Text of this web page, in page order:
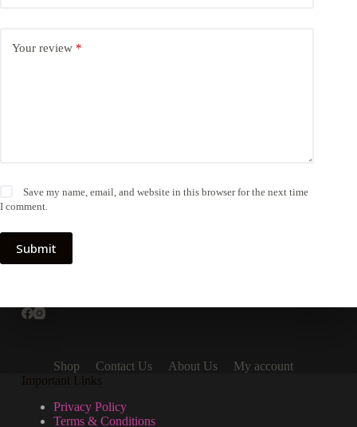
Your review *
Save my name, email, and website in this browser for the next time
I comment.
Submit
Shop Contact Us About Us
My account
Important Links
Privacy Policy
Terms & Conditions